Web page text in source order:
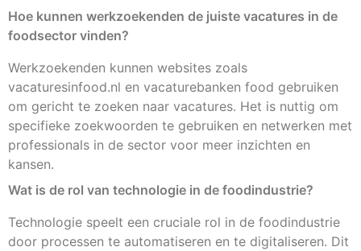
Hoe kunnen werkzoekenden de juiste vacatures in de
foodsector vinden?
Werkzoekenden kunnen websites zoals
vacaturesinfood.nl en vacaturebanken food gebruiken
om gericht te zoeken naar vacatures. Het is nuttig om
specifieke zoekwoorden te gebruiken en netwerken met
professionals in de sector voor meer inzichten en
kansen.
Wat is de rol van technologie in de foodindustrie?
Technologie speelt een cruciale rol in de foodindustrie
door processen te automatiseren en te digitaliseren. Dit